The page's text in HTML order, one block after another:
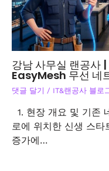
강남 사무실 랜공사
EasyMesh 무선 네
댓글 달기 / IT&랜공사 블로
1. 현장 개요 및 기존
로에 위치한 신생 스타
증가에…